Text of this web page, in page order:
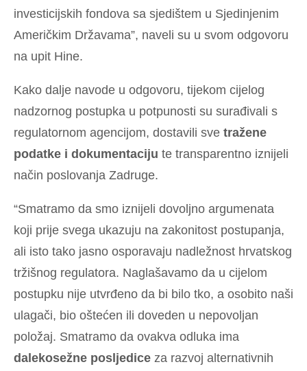
investicijskih fondova sa sjedištem u Sjedinjenim
Američkim Državama”, naveli su u svom odgovoru
na upit Hine.
Kako dalje navode u odgovoru, tijekom cijelog
nadzornog postupka u potpunosti su surađivali s
regulatornom agencijom, dostavili sve tražene
podatke i dokumentaciju te transparentno iznijeli
način poslovanja Zadruge.
“Smatramo da smo iznijeli dovoljno argumenata
koji prije svega ukazuju na zakonitost postupanja,
ali isto tako jasno osporavaju nadležnost hrvatskog
tržišnog regulatora. Naglašavamo da u cijelom
postupku nije utvrđeno da bi bilo tko, a osobito naši
ulagači, bio oštećen ili doveden u nepovoljan
položaj. Smatramo da ovakva odluka ima
dalekosežne posljedice za razvoj alternativnih